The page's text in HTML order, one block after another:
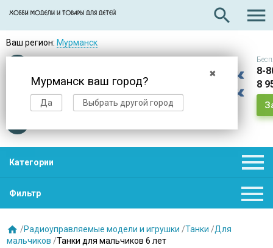
search 
Ваш регион: Мурманск
✖
Мурманск ваш город?
Да Выбрать другой город
Доставкав день заказа
8-
8
Категории 
Фильтр 
 /Радиоуправляемые модели и игрушки /Танки /Для
мальчиков /Танки для мальчиков 6 лет